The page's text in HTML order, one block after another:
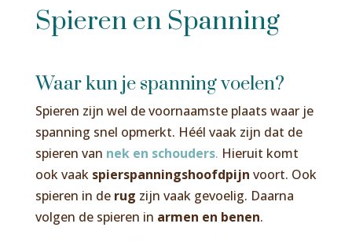
Spieren en Spanning
Waar kun je spanning voelen?
Spieren zijn wel de voornaamste plaats waar je
spanning snel opmerkt. Héél vaak zijn dat de
spieren van nek en schouders. Hieruit komt
ook vaak spierspanningshoofdpijn voort. Ook
spieren in de rug zijn vaak gevoelig. Daarna
volgen de spieren in armen en benen.